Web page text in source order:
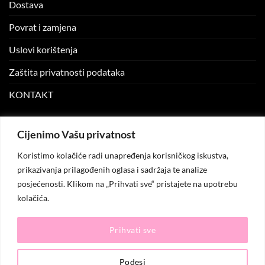
Cijenimo Vašu privatnost
Koristimo kolačiće radi unapređenja korisničkog iskustva,
prikazivanja prilagođenih oglasa i sadržaja te analize
posjećenosti. Klikom na „Prihvati sve“ pristajete na upotrebu
kolačića.
Podesi
Prihvati sve
Dostava
Povrat i zamjena
Uslovi korištenja
Zaštita privatnosti podataka
KONTAKT
Moje narudžbe
© 2026KO.MODA. Sva prava zadržana.